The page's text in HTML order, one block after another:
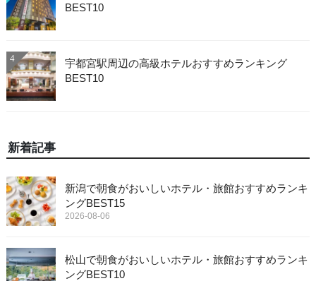
BEST10
4
宇都宮駅周辺の高級ホテルおすすめランキング
BEST10
新着記事
新潟で朝食がおいしいホテル・旅館おすすめランキ
ングBEST15
2026-08-06
松山で朝食がおいしいホテル・旅館おすすめランキ
ングBEST10